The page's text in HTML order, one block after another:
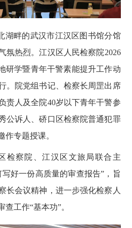
湖畔的武汉市江汉区图书馆分馆
氛热烈。江汉区人民检察院2026
研学暨青年干警素能提升工作动
。院党组书记、检察长周罡出席
责人及全院40岁以下青年干警参
公诉人、硚口区检察院普通犯罪
作专题授课。
检察院、江汉区文旅局联合主
写好一份高质量的审查报告”，旨
长会议精神，进一步强化检察人
工作“基本功”。